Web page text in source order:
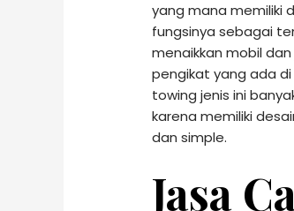
yang mana memiliki
fungsinya sebagai
menaikkan mobil
pengikat yang ada di
towing jenis ini
karena memiliki
dan simple.
Jasa